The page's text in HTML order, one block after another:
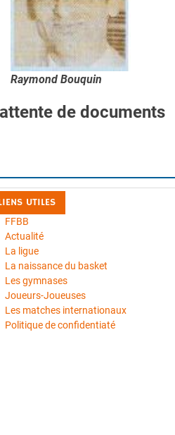
Raymond Bouquin
de documents
UTILES
FFBB
Actualité
La ligue
La naissance du basket
Les gymnases
Joueurs-Joueuses
Les matches internationaux
Politique de confidentiaté